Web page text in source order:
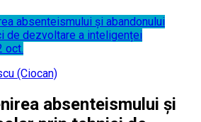
absenteismului și abandonului
de dezvoltare a inteligenței
oct.
(Ciocan)
absenteismului și